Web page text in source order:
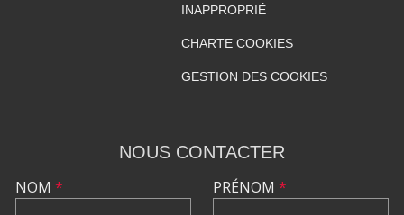
INAPPROPRIÉ
CHARTE COOKIES
GESTION DES COOKIES
NOUS CONTACTER
NOM * PRÉNOM *